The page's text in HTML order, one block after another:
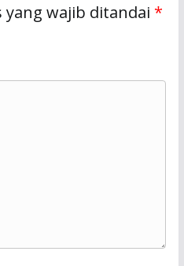
yang wajib ditandai *